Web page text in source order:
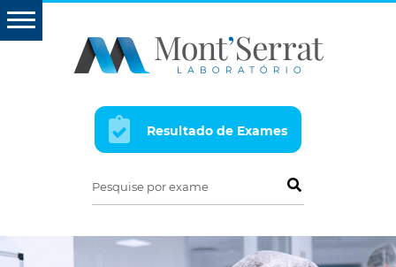
Resultado de Exames
Pesquise por exame